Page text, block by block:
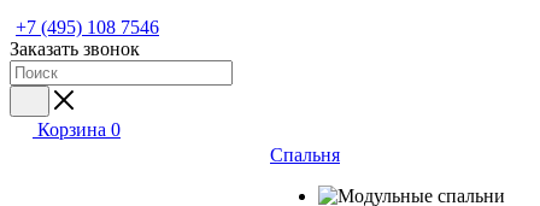
+7 (495) 108 7546
Заказать звонок
Корзина 0
Спальня